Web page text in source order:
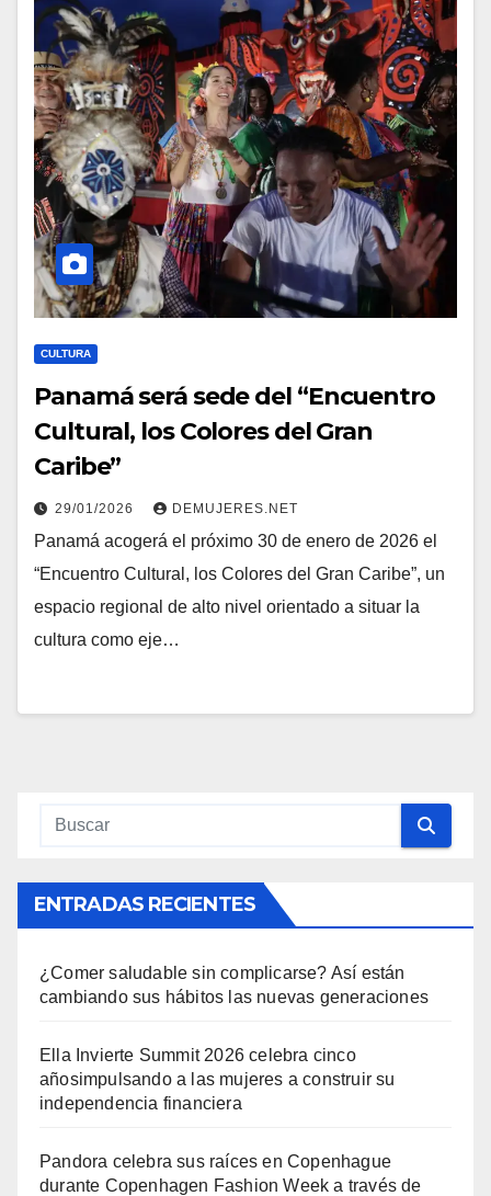
CULTURA
Panamá será sede del “Encuentro
Cultural, los Colores del Gran
Caribe”
29/01/2026 DEMUJERES.NET
Panamá acogerá el próximo 30 de enero de 2026 el
“Encuentro Cultural, los Colores del Gran Caribe”, un
espacio regional de alto nivel orientado a situar la
cultura como eje…
ENTRADAS RECIENTES
¿Comer saludable sin complicarse? Así están
cambiando sus hábitos las nuevas generaciones
Ella Invierte Summit 2026 celebra cinco
añosimpulsando a las mujeres a construir su
independencia financiera
Pandora celebra sus raíces en Copenhague
durante Copenhagen Fashion Week a través de